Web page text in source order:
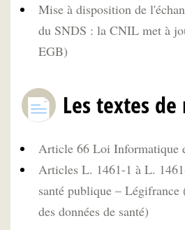
Mise à disposition de
du SNDS : la CNIL met à
EGB)
Les textes
Article 66 Loi Informatique
Articles L. 1461-1 à L.
santé publique – Légifrance
des données de santé)